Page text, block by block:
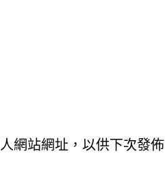
網站網址，以供下次發佈